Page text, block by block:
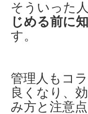
そういった
じめる前に
す。
管理人もコ
良くなり、
み方と注意